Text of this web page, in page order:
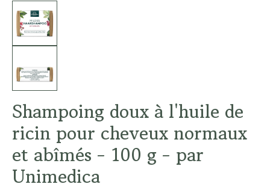
Shampoing doux à l'huile de
ricin pour cheveux normaux
et abîmés - 100 g - par
Unimedica